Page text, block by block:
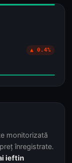
▲ 0.4%
monitorizată
înregistrate.
ieftin